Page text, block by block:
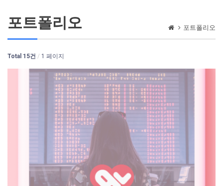
포트폴리오 포트폴리오
Total 15건 1 페이지